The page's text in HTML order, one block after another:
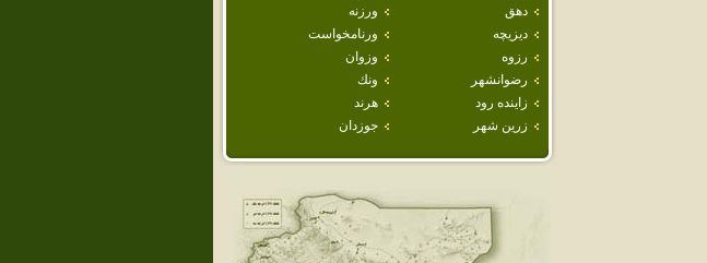
دهق
ورزنه
ديزيچه
ورنامخواست
رزوه
وزوان
رضوانشهر
ونك
زاينده رود
هرند
زرين شهر
جوزدان